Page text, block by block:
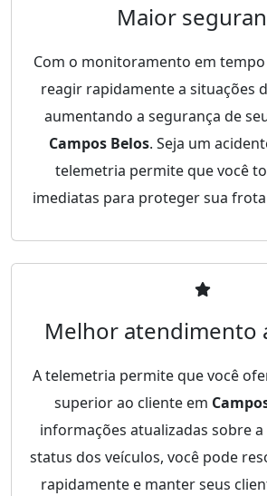
Maior
Com o monitoramento em
reagir rapidamente a situações
aumentando a segurança de
Campos Belos. Seja um
telemetria permite que você
imediatas para proteger sua
Melhor atendimento
A telemetria permite que você
superior ao cliente em
informações atualizadas sobre a
status dos veículos, você pode
rapidamente e manter seus